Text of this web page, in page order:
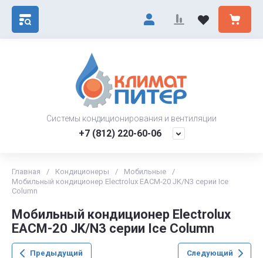
Системы кондиционирования и вентиляции
+7 (812) 220-60-06
Главная / Кондиционеры / Мобильные
/
Мобильный кондиционер Electrolux EACM-20 JK/N3 серии Ice
Column
Мобильный кондиционер Electrolux
EACM-20 JK/N3 серии Ice Column
Предыдущий Следующий